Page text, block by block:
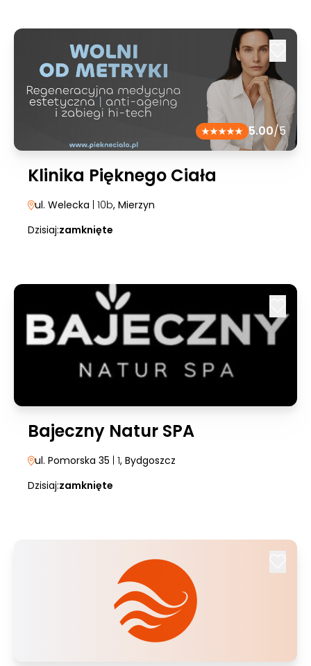
5.00/5
Klinika Pięknego Ciała
ul. Welecka | 10b, Mierzyn
Dzisiaj:zamknięte
Bajeczny Natur SPA
ul. Pomorska 35 | 1, Bydgoszcz
Dzisiaj:zamknięte